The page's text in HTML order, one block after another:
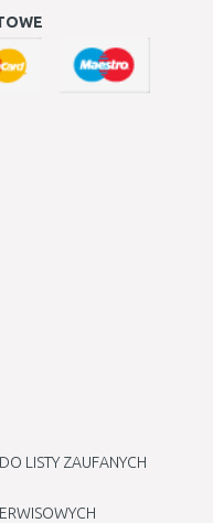
LISTY ZAUFANYCH